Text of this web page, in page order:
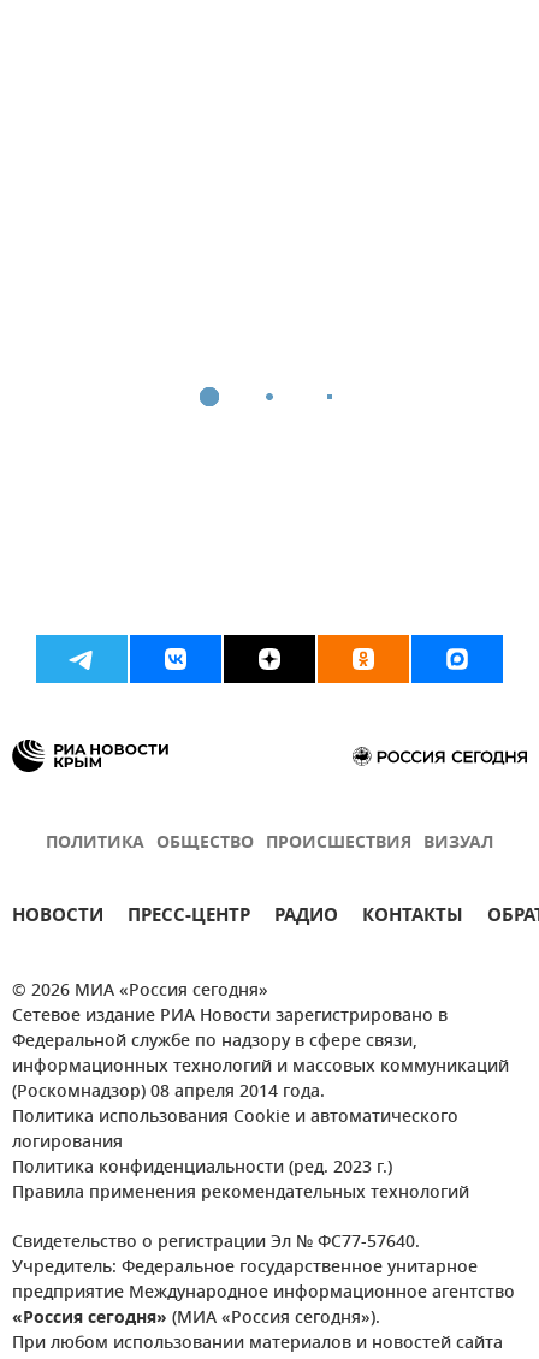
ПОЛИТИКА ОБЩЕСТВО ПРОИСШЕСТВИЯ ВИЗУАЛ
НОВОСТИ ПРЕСС-ЦЕНТР РАДИО КОНТАКТЫ
© 2026 МИА «Россия сегодня»
Сетевое издание РИА Новости зарегистрировано в
Федеральной службе по надзору в сфере связи,
информационных технологий и массовых коммуникаций
(Роскомнадзор) 08 апреля 2014 года.
Политика использования Cookie и автоматического
логирования
Политика конфиденциальности (ред. 2023 г.)
Правила применения рекомендательных технологий
Свидетельство о регистрации Эл № ФС77-57640.
Учредитель: Федеральное государственное унитарное
предприятие Международное информационное агентство
«Россия сегодня» (МИА «Россия сегодня»).
При любом использовании материалов и новостей сайта